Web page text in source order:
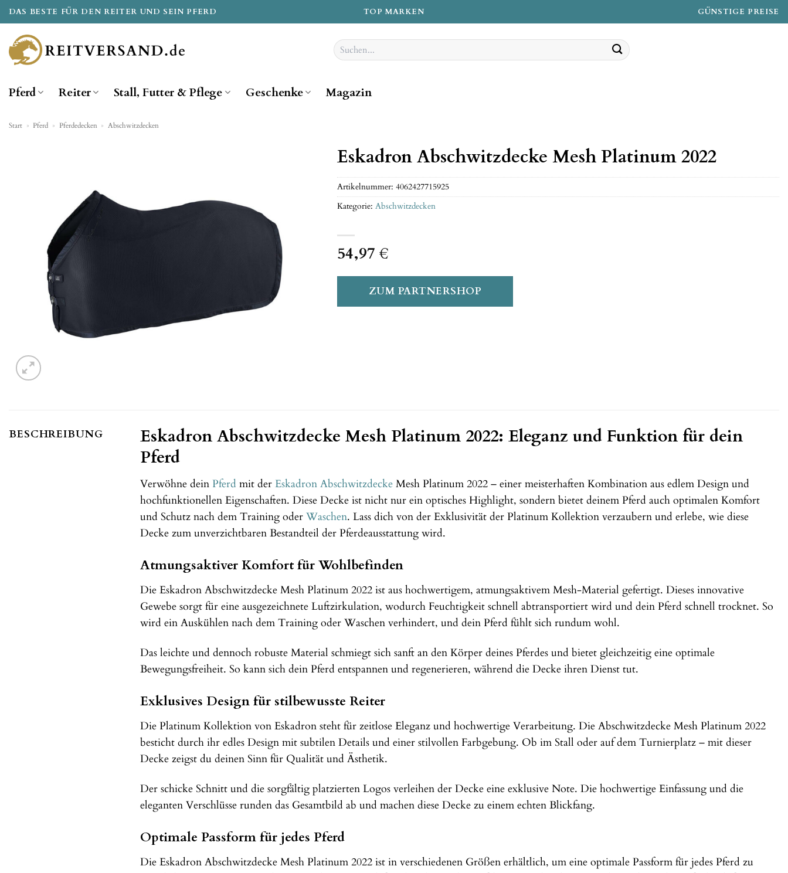
Zum
Inhalt
springen
DAS BESTE FÜR DEN REITER UND SEIN PFERD TOP MARKEN GÜNSTIGE PREISE
Suchen
nach:
Pferd Reiter Stall, Futter & Pflege Geschenke Magazin
Start » Pferd » Pferdedecken » Abschwitzdecken
Eskadron Abschwitzdecke Mesh Platinum 2022
54,97 €
ZUM PARTNERSHOP
Artikelnummer: 4062427715925
Kategorie: Abschwitzdecken
BESCHREIBUNG
Eskadron Abschwitzdecke Mesh Platinum 2022: Eleganz und Funktion für dein
Pferd
Verwöhne dein Pferd mit der Eskadron Abschwitzdecke Mesh Platinum 2022 – einer meisterhaften Kombination aus edlem Design und
hochfunktionellen Eigenschaften. Diese Decke ist nicht nur ein optisches Highlight, sondern bietet deinem Pferd auch optimalen Komfort
und Schutz nach dem Training oder Waschen. Lass dich von der Exklusivität der Platinum Kollektion verzaubern und erlebe, wie diese
Decke zum unverzichtbaren Bestandteil der Pferdeausstattung wird.
Atmungsaktiver Komfort für Wohlbefinden
Die Eskadron Abschwitzdecke Mesh Platinum 2022 ist aus hochwertigem, atmungsaktivem Mesh-Material gefertigt. Dieses innovative
Gewebe sorgt für eine ausgezeichnete Luftzirkulation, wodurch Feuchtigkeit schnell abtransportiert wird und dein Pferd schnell trocknet. So
wird ein Auskühlen nach dem Training oder Waschen verhindert, und dein Pferd fühlt sich rundum wohl.
Das leichte und dennoch robuste Material schmiegt sich sanft an den Körper deines Pferdes und bietet gleichzeitig eine optimale
Bewegungsfreiheit. So kann sich dein Pferd entspannen und regenerieren, während die Decke ihren Dienst tut.
Exklusives Design für stilbewusste Reiter
Die Platinum Kollektion von Eskadron steht für zeitlose Eleganz und hochwertige Verarbeitung. Die Abschwitzdecke Mesh Platinum 2022
besticht durch ihr edles Design mit subtilen Details und einer stilvollen Farbgebung. Ob im Stall oder auf dem Turnierplatz – mit dieser
Decke zeigst du deinen Sinn für Qualität und Ästhetik.
Der schicke Schnitt und die sorgfältig platzierten Logos verleihen der Decke eine exklusive Note. Die hochwertige Einfassung und die
eleganten Verschlüsse runden das Gesamtbild ab und machen diese Decke zu einem echten Blickfang.
Optimale Passform für jedes Pferd
Die Eskadron Abschwitzdecke Mesh Platinum 2022 ist in verschiedenen Größen erhältlich, um eine optimale Passform für jedes Pferd zu